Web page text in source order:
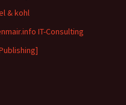
& kohl
IT-Consulting